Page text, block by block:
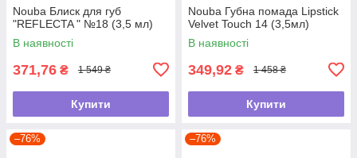
Nouba Блиск для губ
"REFLECTA " №18 (3,5 мл)
В наявності
371,76 ₴ 1 549 ₴
Купити
Nouba Губна помада Lipstick
Velvet Touch 14 (3,5мл)
В наявності
349,92 ₴ 1 458 ₴
Купити
–76% –76%